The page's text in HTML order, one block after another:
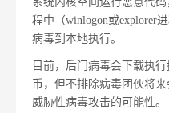
程中（winlogon或explorer
病毒到本地执行。
目前，后门病毒会下载执
币，但不排除病毒团伙将
威胁性病毒攻击的可能性。